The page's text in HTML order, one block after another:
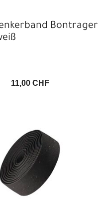
Bontrager
11,00 CHF